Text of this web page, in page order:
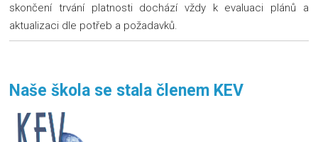
skončení trvání platnosti dochází vždy k evaluaci plánů a
aktualizaci dle potřeb a požadavků.
Naše škola se stala členem KEV